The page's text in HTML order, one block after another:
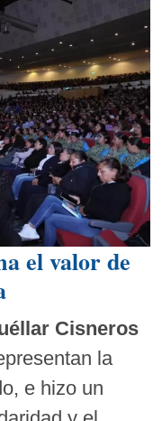
el valor de
Cisneros
la
e hizo un